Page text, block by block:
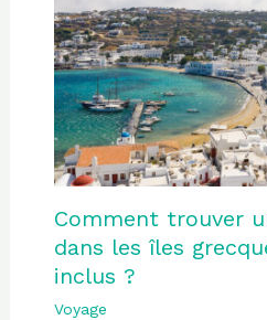
Comment trouver
dans les îles
inclus ?
Voyage